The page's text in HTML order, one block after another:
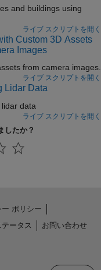
and buildings using
ライブ スクリプトを開く
Custom 3D Assets
Images
from camera images.
ライブ スクリプトを開く
Lidar Data
data
ライブ スクリプトを開く
したか？
ポリシー
ータス
お問い合わせ